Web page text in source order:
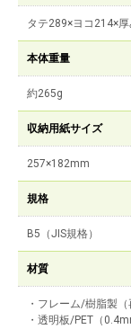
タテ289×ヨコ214×
本体重量
約265g
収納用紙サイズ
257×182mm
規格
B5（JIS規格）
材質
・フレーム/樹脂製
・透明板/PET（